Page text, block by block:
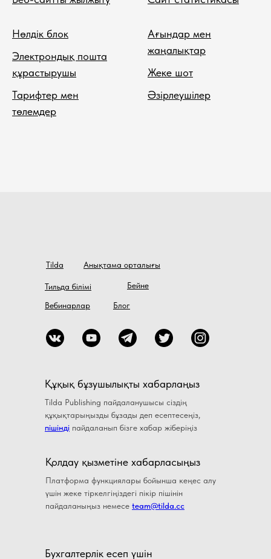
Нөлдік блок
Электрондық пошта
құрастырушы
Тарифтер мен
төлемдер
Ағындар мен
жаңалықтар
Жеке шот
Әзірлеушілер
Tilda Анықтама орталығы
Тильда білімі Бейне
Вебинарлар Блог
Құқық бұзушылықты хабарлаңыз
Tilda Publishing пайдаланушысы сіздің
құқықтарыңызды бұзады деп есептесеңіз,
пішінді пайдаланып бізге хабар жіберіңіз
Қолдау қызметіне хабарласыңыз
Платформа функциялары бойынша кеңес алу
үшін жеке тіркелгіңіздегі пікір пішінін
пайдаланыңыз немесе team@tilda.cc
Бухгалтерлiк есеп үшiн